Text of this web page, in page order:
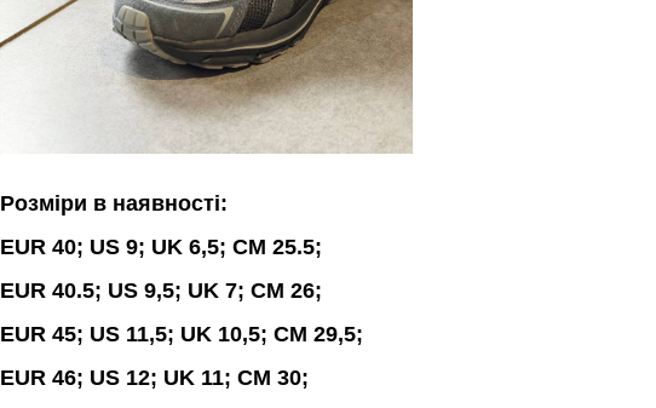
Розміри в наявності:
EUR 40; US 9; UK 6,5; CM 25.5;
EUR 40.5; US 9,5; UK 7; CM 26;
EUR 45; US 11,5; UK 10,5; CM 29,5;
EUR 46; US 12; UK 11; CM 30;